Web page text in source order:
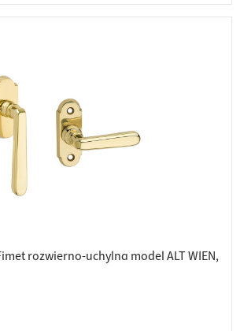
rozwierno-uchylna model ALT WIEN,